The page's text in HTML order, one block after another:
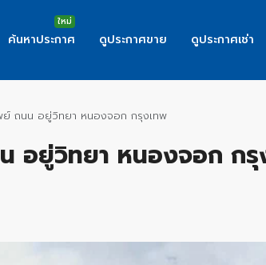
ค้นหาประกาศ ดูประกาศขาย ดูประกาศเช่า
ย์ ถนน อยู่วิทยา หนองจอก กรุงเทพ
อยู่วิทยา หนองจอก กรุ